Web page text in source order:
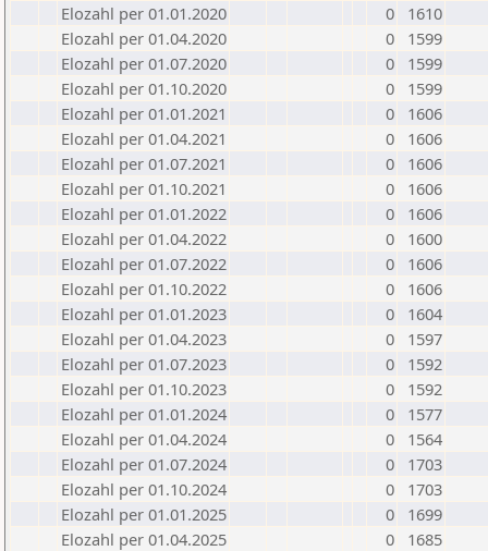
Elozahl per 01.01.2020
0
1610
Elozahl per 01.04.2020
0
1599
Elozahl per 01.07.2020
0
1599
Elozahl per 01.10.2020
0
1599
Elozahl per 01.01.2021
0
1606
Elozahl per 01.04.2021
0
1606
Elozahl per 01.07.2021
0
1606
Elozahl per 01.10.2021
0
1606
Elozahl per 01.01.2022
0
1606
Elozahl per 01.04.2022
0
1600
Elozahl per 01.07.2022
0
1606
Elozahl per 01.10.2022
0
1606
Elozahl per 01.01.2023
0
1604
Elozahl per 01.04.2023
0
1597
Elozahl per 01.07.2023
0
1592
Elozahl per 01.10.2023
0
1592
Elozahl per 01.01.2024
0
1577
Elozahl per 01.04.2024
0
1564
Elozahl per 01.07.2024
0
1703
Elozahl per 01.10.2024
0
1703
Elozahl per 01.01.2025
0
1699
Elozahl per 01.04.2025
0
1685